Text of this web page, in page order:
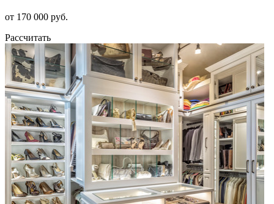
от 170 000 руб.
Рассчитать